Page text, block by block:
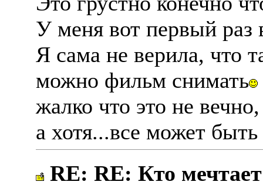
У меня вот первый раз
Я сама не верила, что
можно фильм снимать
жалко что это не
а хотя...все может быть
RE: RE: Кто